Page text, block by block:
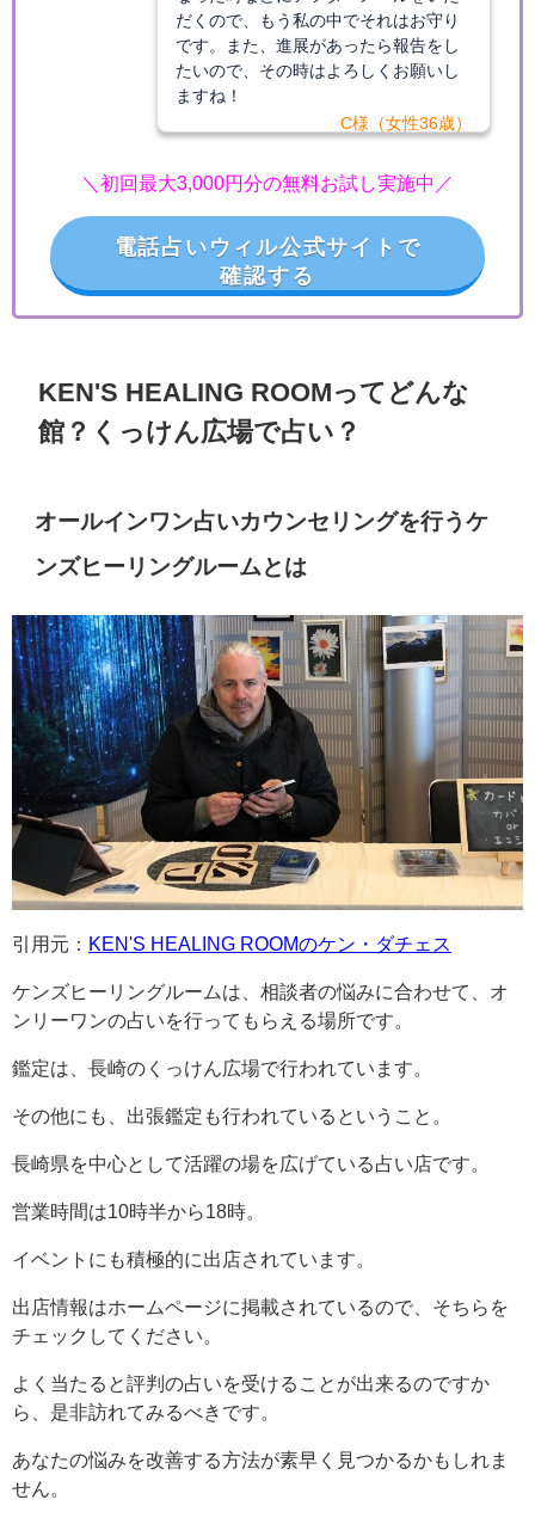
だくので、もう私の中でそれはお守り
です。また、進展があったら報告をし
たいので、その時はよろしくお願いし
ますね！
C様（女性36歳）
＼初回最大3,000円分の無料お試し実施中／
電話占いウィル公式サイトで
確認する
KEN'S HEALING ROOMってどんな
館？くっけん広場で占い？
オールインワン占いカウンセリングを行うケ
ンズヒーリングルームとは
引用元： KEN'S HEALING ROOMのケン・ダチェス
ケンズヒーリングルームは、相談者の悩みに合わせて、オ
ンリーワンの占いを行ってもらえる場所です。
鑑定は、長崎のくっけん広場で行われています。
その他にも、出張鑑定も行われているということ。
長崎県を中心として活躍の場を広げている占い店です。
営業時間は10時半から18時。
イベントにも積極的に出店されています。
出店情報はホームページに掲載されているので、そちらを
チェックしてください。
よく当たると評判の占いを受けることが出来るのですか
ら、是非訪れてみるべきです。
あなたの悩みを改善する方法が素早く見つかるかもしれま
せん。